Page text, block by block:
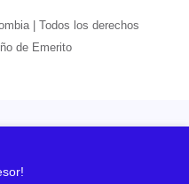
| Todos los derechos
de Emerito